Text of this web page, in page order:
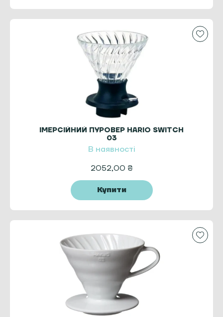
ІМЕРСІЙНИЙ ПУРОВЕР HARIO SWITCH
03
В наявності
2052,00 ₴
Купити